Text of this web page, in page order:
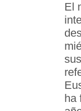
El
ha